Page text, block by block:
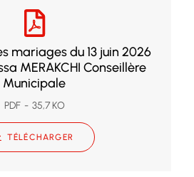
mariages du 13 juin 2026
MERAKCHI Conseillère
Municipale
PDF 35,7 KO
TÉLÉCHARGER